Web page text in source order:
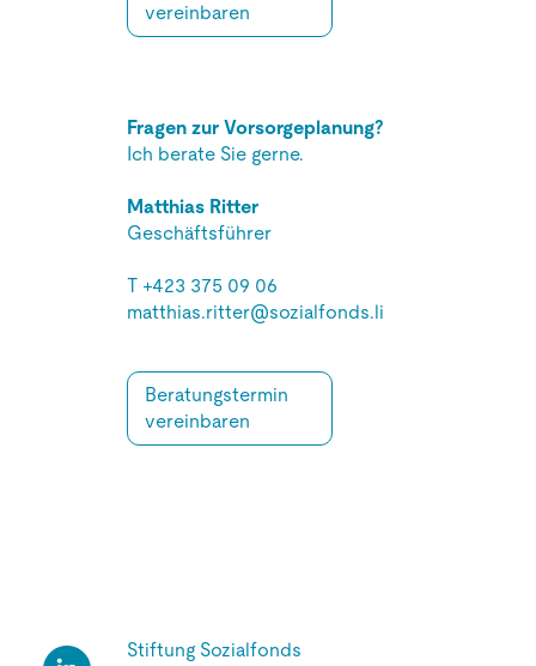
vereinbaren
Fragen zur Vorsorgeplanung?
Ich berate Sie gerne.
Matthias Ritter
Geschäftsführer
T +423 375 09 06
matthias.ritter@sozialfonds.li
Beratungstermin
vereinbaren
Stiftung Sozialfonds